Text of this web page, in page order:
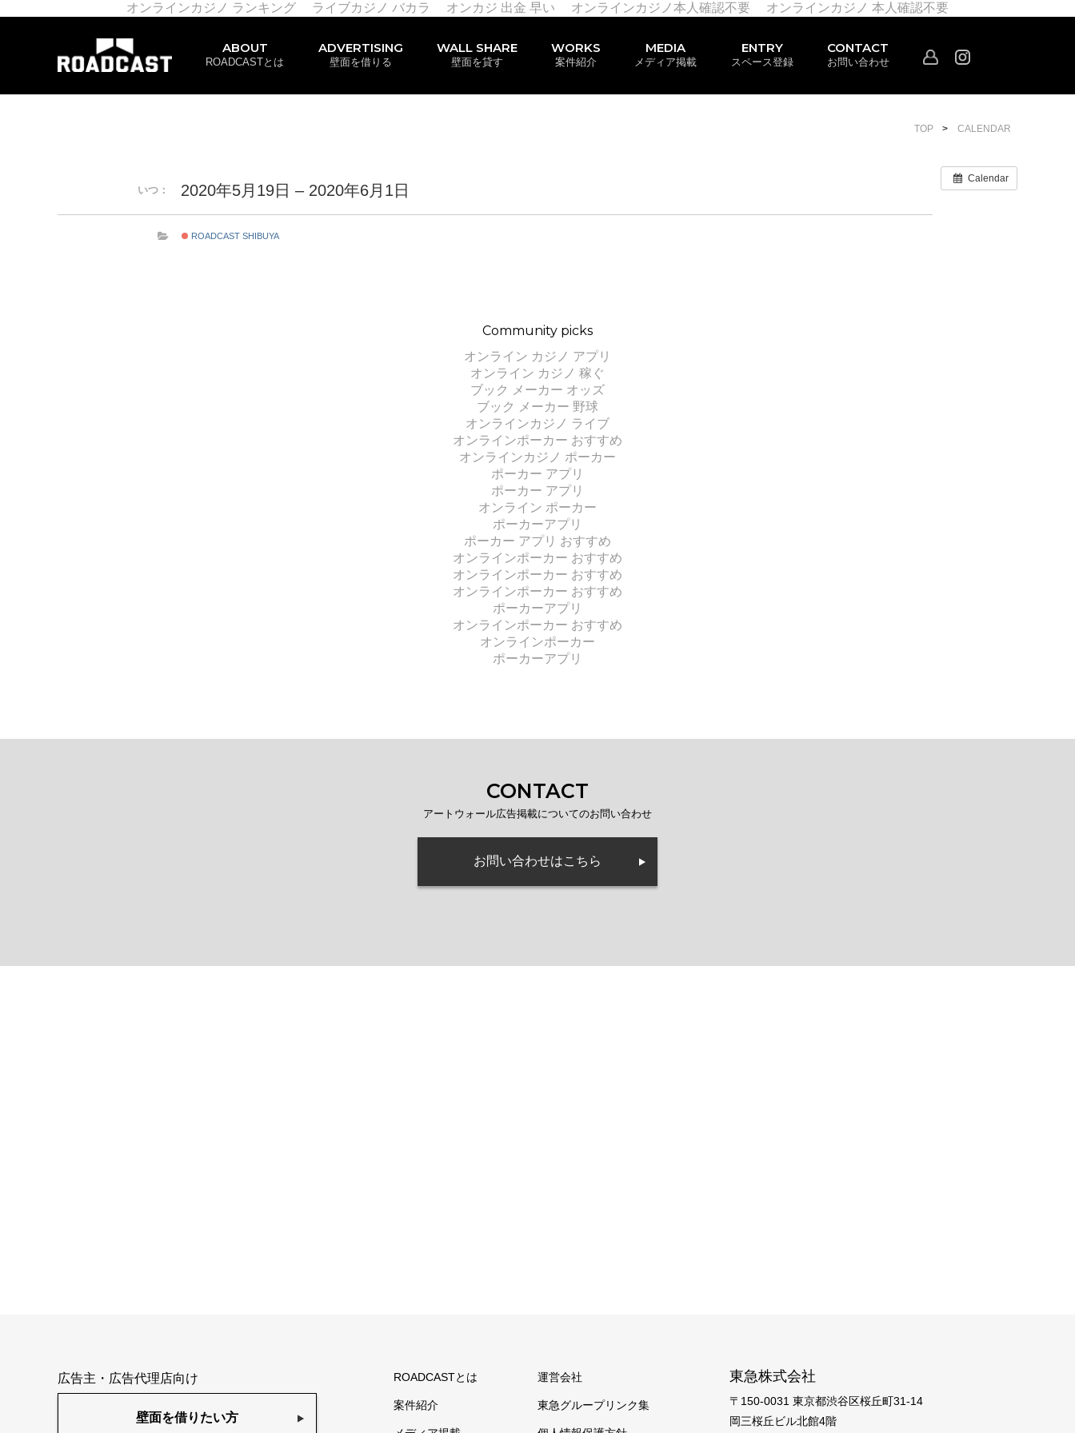
オンラインカジノ ランキング ライブカジノ バカラ オンカジ 出金 早い オンラインカジノ本人確認不要 オンラインカジノ 本人確認不要
ABOUT
ROADCASTとは
ADVERTISING
壁面を借りる
WALL SHARE
壁面を貸す
WORKS
案件紹介
MEDIA
メディア掲載
ENTRY
スペース登録
CONTACT
お問い合わせ
TOP CALENDAR
Calendar
いつ： 2020年5月19日 – 2020年6月1日
ROADCAST SHIBUYA
Community picks
オンライン カジノ アプリ
オンライン カジノ 稼ぐ
ブック メーカー オッズ
ブック メーカー 野球
オンラインカジノ ライブ
オンラインポーカー おすすめ
オンラインカジノ ポーカー
ポーカー アプリ
ポーカー アプリ
オンライン ポーカー
ポーカーアプリ
ポーカー アプリ おすすめ
オンラインポーカー おすすめ
オンラインポーカー おすすめ
オンラインポーカー おすすめ
ポーカーアプリ
オンラインポーカー おすすめ
オンラインポーカー
ポーカーアプリ
CONTACT
アートウォール広告掲載についてのお問い合わせ
お問い合わせはこちら
広告主・広告代理店向け
壁面を借りたい方
ROADCASTとは
案件紹介
運営会社
東急グループリンク集
東急株式会社
〒150-0031 東京都渋谷区桜丘町31-14
岡三桜丘ビル北館4階